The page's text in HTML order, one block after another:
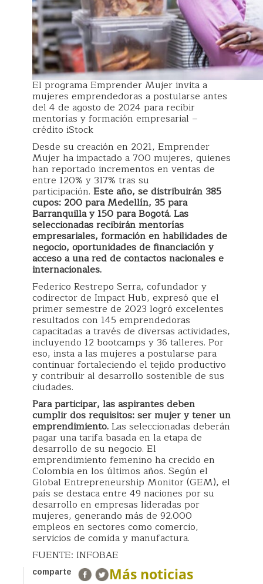
El programa Emprender Mujer invita a
mujeres emprendedoras a postularse antes
del 4 de agosto de 2024 para recibir
mentorías y formación empresarial –
crédito iStock
Desde su creación en 2021, Emprender
Mujer ha impactado a 700 mujeres, quienes
han reportado incrementos en ventas de
entre 120% y 317% tras su
participación. Este año, se distribuirán 385
cupos: 200 para Medellín, 35 para
Barranquilla y 150 para Bogotá. Las
seleccionadas recibirán mentorías
empresariales, formación en habilidades de
negocio, oportunidades de financiación y
acceso a una red de contactos nacionales e
internacionales.
Federico Restrepo Serra, cofundador y
codirector de Impact Hub, expresó que el
primer semestre de 2023 logró excelentes
resultados con 145 emprendedoras
capacitadas a través de diversas actividades,
incluyendo 12 bootcamps y 36 talleres. Por
eso, insta a las mujeres a postularse para
continuar fortaleciendo el tejido productivo
y contribuir al desarrollo sostenible de sus
ciudades.
Para participar, las aspirantes deben
cumplir dos requisitos: ser mujer y tener un
emprendimiento.Las seleccionadas deberán
pagar una tarifa basada en la etapa de
desarrollo de su negocio. El
emprendimiento femenino ha crecido en
Colombia en los últimos años. Según el
Global Entrepreneurship Monitor (GEM), el
país se destaca entre 49 naciones por su
desarrollo en empresas lideradas por
mujeres, generando más de 92.000
empleos en sectores como comercio,
servicios de comida y manufactura.
FUENTE: INFOBAE
comparte Más noticias